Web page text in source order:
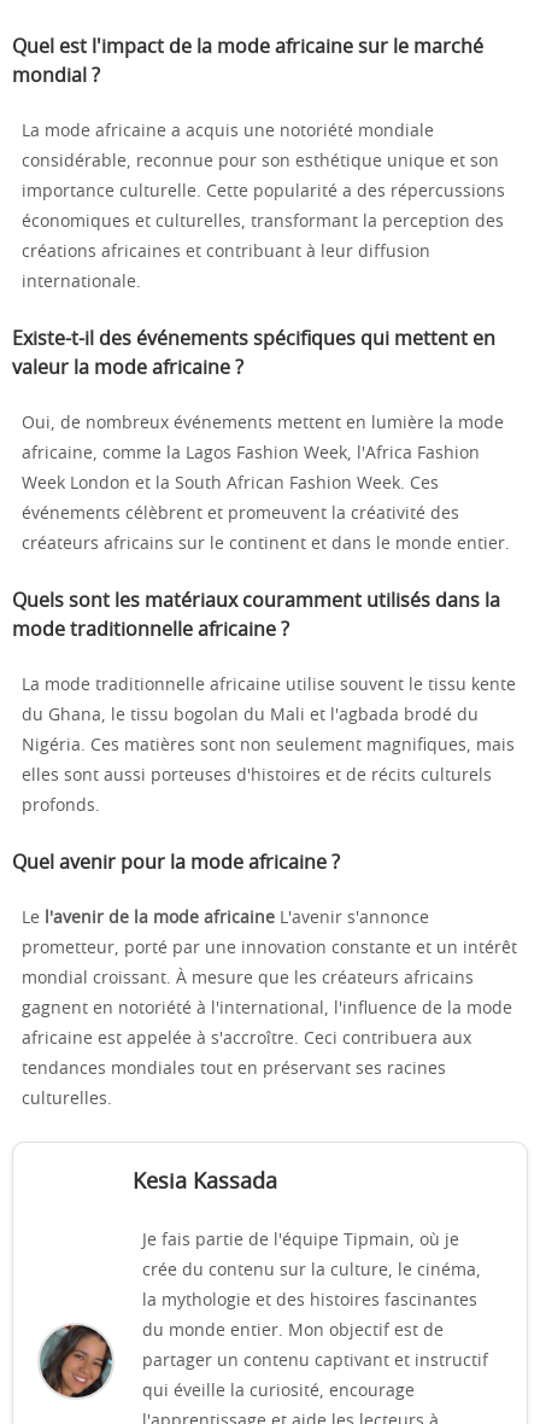
Quel est l'impact de la mode africaine sur le marché
mondial ?
La mode africaine a acquis une notoriété mondiale
considérable, reconnue pour son esthétique unique et son
importance culturelle. Cette popularité a des répercussions
économiques et culturelles, transformant la perception des
créations africaines et contribuant à leur diffusion
internationale.
Existe-t-il des événements spécifiques qui mettent en
valeur la mode africaine ?
Oui, de nombreux événements mettent en lumière la mode
africaine, comme la Lagos Fashion Week, l'Africa Fashion
Week London et la South African Fashion Week. Ces
événements célèbrent et promeuvent la créativité des
créateurs africains sur le continent et dans le monde entier.
Quels sont les matériaux couramment utilisés dans la
mode traditionnelle africaine ?
La mode traditionnelle africaine utilise souvent le tissu kente
du Ghana, le tissu bogolan du Mali et l'agbada brodé du
Nigéria. Ces matières sont non seulement magnifiques, mais
elles sont aussi porteuses d'histoires et de récits culturels
profonds.
Quel avenir pour la mode africaine ?
Le l'avenir de la mode africaine L'avenir s'annonce
prometteur, porté par une innovation constante et un intérêt
mondial croissant. À mesure que les créateurs africains
gagnent en notoriété à l'international, l'influence de la mode
africaine est appelée à s'accroître. Ceci contribuera aux
tendances mondiales tout en préservant ses racines
culturelles.
Kesia Kassada
Je fais partie de l'équipe Tipmain, où je
crée du contenu sur la culture, le cinéma,
la mythologie et des histoires fascinantes
du monde entier. Mon objectif est de
partager un contenu captivant et instructif
qui éveille la curiosité, encourage